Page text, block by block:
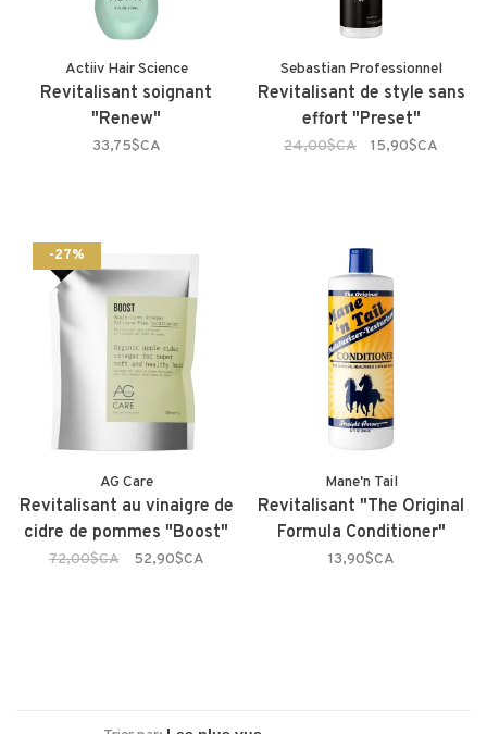
Actiiv Hair Science
Revitalisant soignant
"Renew"
33,75$CA
Sebastian Professionnel
Revitalisant de style sans
effort "Preset"
24,00$CA 15,90$CA
-27%
AG Care
Revitalisant au vinaigre de
cidre de pommes "Boost"
72,00$CA 52,90$CA
Mane'n Tail
Revitalisant "The Original
Formula Conditioner"
13,90$CA